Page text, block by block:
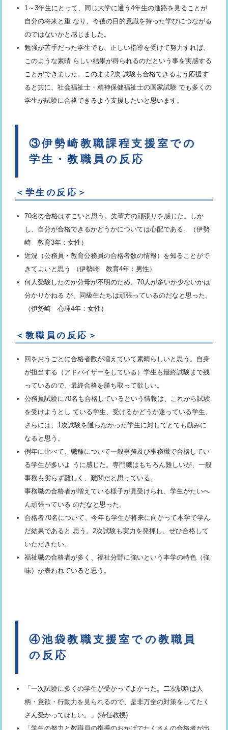
1～3年生にとって、同じ大学に通う4年生の進路を見ることが
自分の将来と重 なり、今後の目的意識を持った学びにつながる
のではないかと感じました。
勉強が苦手だった学生でも、正しい指導を受けて努力すれば、
このような素晴 らしい結果が得られるのだという事を実感する
ことができました。このまま2次 試験も合格できるよう応援す
ると共に、社会福祉士・精神保健福祉士の国家試験 でも多くの
学生が試験に合格できるよう支援したいと思います。
③伊勢崎教職課程支援室での
学生・教職員の反応
＜学生の反応＞
70名の合格はすごいと思う。先輩方の頑張りを感じた。しか
し、自分が合格できるかどうかについては心配である。（伊勢
崎 教育3年：女性）
近況（公務員・教育公務員の合格者数の情報）を知ることがで
きてよいと思う （伊勢崎 教育4年：男性）
何人受験したのか分母が不明のため、70人が多いか少ないかは
分かりかねる が、同級生たちは頑張っているのだなと思った。
（伊勢崎 心理4年：女性）
＜教職員の反応＞
回をおうごとに合格者数が増えていて素晴らしいと思う。自身
が担当する（アドバイザーをしている）学生も最終試験まで残
っているので、最終合格を勝ち取って欲しい。
公務員試験に70名も合格しているという情報は、これから試験
を受けようとし ている学生、受けるかどうか迷っている学生、
さらには、1次試験を通らなかった学生に対してとても励みに
なると思う。
例年に比べて、職種について一般事務及び事務職で合格してい
る学生が多いよ うに感じた。専門職はもちろん難しいが、一般
事務も劣らず難しく、難関だと思っている。
事務職の合格者が増えている様子が見受けられ、学生がたいへ
ん頑張っている のだなと思った。
合格者70名について、今年も学生が将来に向かって本学で学ん
だ結果であると 思う。2次試験も実力を発揮し、ぜひ合格して
いただきたい。
福祉職の合格者が多く、福祉分野に強いという本学の特色（強
味）が表われていると思う。
④池袋教職支援室での教職員
の反応
「一次試験に多くの学生が受かってよかった。二次試験は人
柄・意欲・行動力を見られるので、是非万全の対策をしてたく
さん受かってほしい。」(特任教授)
「学生の努力と教職員の指導のおかげでたくさんの合格者が出